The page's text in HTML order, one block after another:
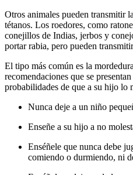
Otros animales pueden transmitir
tétanos. Los roedores, como
conejillos de Indias, jerbos y
portar rabia, pero pueden
El tipo más común es la
recomendaciones que se
probabilidades de que a su hijo lo
Nunca deje a un niño
Enseñe a su hijo a no
Enséñele que nunca debe
comiendo o durmiendo, ni